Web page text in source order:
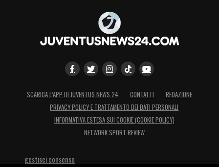
SCARICA L’APP DI JUVENTUS NEWS 24 CONTATTI
REDAZIONE
PRIVACY POLICY E TRATTAMENTO DEI DATI PERSONALI
INFORMATIVA ESTESA SUI COOKIE (COOKIE POLICY)
NETWORK SPORT REVIEW
gestisci consenso